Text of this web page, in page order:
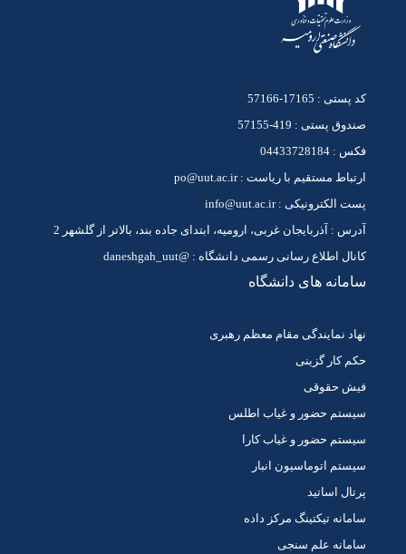
کد پستی : 17165-57166
صندوق پستی : 419-57155
فکس : 04433728184
ارتباط مستقیم با ریاست : po@uut.ac.ir
پست الکترونیکی : info@uut.ac.ir
آدرس : آذربایجان غربی، ارومیه، ابتدای جاده بند، بالاتر از گلشهر 2
کانال اطلاع رسانی رسمی دانشگاه : @daneshgah_uut
سامانه های دانشگاه
نهاد نمایندگی مقام معظم رهبری
حکم کار گزینی
فیش حقوقی
سیستم حضور و غیاب اطلس
سیستم حضور و غیاب کارا
سیستم اتوماسیون انبار
پرتال اساتید
سامانه تیکتینگ مرکز داده
سامانه علم سنجی